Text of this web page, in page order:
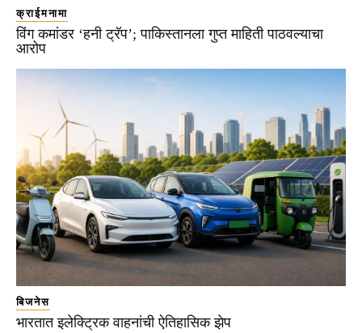
क्राईमनामा
विंग कमांडर ‘हनी ट्रॅप’; पाकिस्तानला गुप्त माहिती पाठवल्याचा
आरोप
बिजनेस
भारतात इलेक्ट्रिक वाहनांची ऐतिहासिक झेप